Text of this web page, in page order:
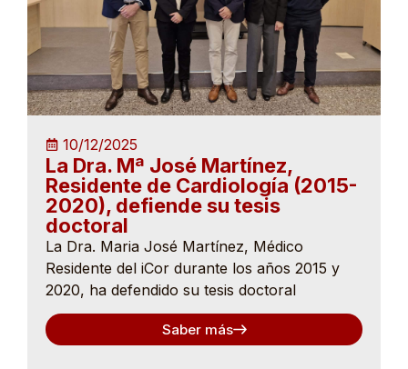
10/12/2025
La Dra. Mª José Martínez,
Residente de Cardiología (2015-
2020), defiende su tesis
doctoral
La Dra. Maria José Martínez, Médico
Residente del iCor durante los años 2015 y
2020, ha defendido su tesis doctoral
Saber más